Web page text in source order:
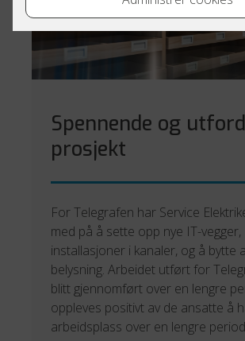
Spennende og
prosjekt
For Telegrafen har Service
med på å sette opp nye IT-vegger,
installasjoner i kanaler, og å bytte
belysning. Arbeidet utført for
blitt gjennomført over en lengre
oppleves positivt av de ansatte å
arbeidsplass over en lengre